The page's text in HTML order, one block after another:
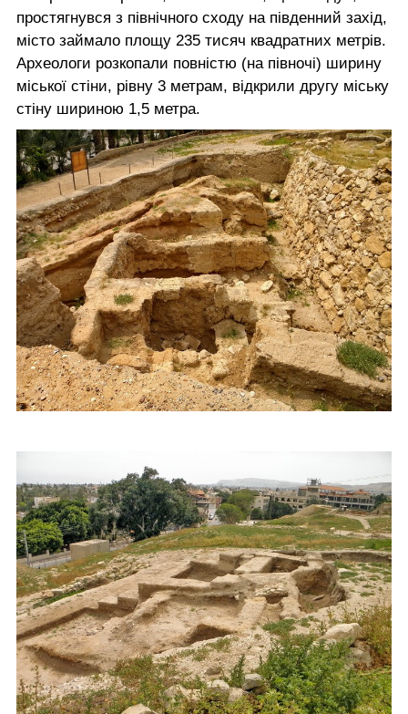
простягнувся з північного сходу на південний захід,
місто займало площу 235 тисяч квадратних метрів.
Археологи розкопали повністю (на півночі) ширину
міської стіни, рівну 3 метрам, відкрили другу міську
стіну шириною 1,5 метра.